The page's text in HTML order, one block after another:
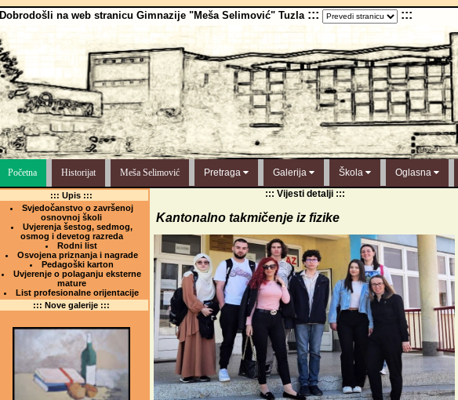
Dobrodošli na web stranicu Gimnazije "Meša Selimović" Tuzla ::: :::
Početna Historijat Meša Selimović Pretraga Galerija Škola Oglasna
::: Upis :::
Svjedočanstvo o završenoj
osnovnoj školi
Uvjerenja šestog, sedmog,
osmog i devetog razreda
Rodni list
Osvojena priznanja i nagrade
Pedagoški karton
Uvjerenje o polaganju eksterne
mature
List profesionalne orijentacije
::: Nove galerije :::
::: Vijesti detalji :::
Kantonalno takmičenje iz fizike